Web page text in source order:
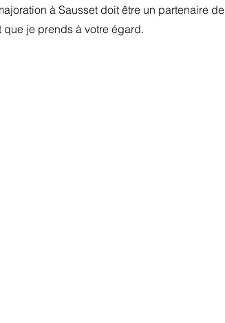
à Sausset doit être un partenaire
je prends à votre égard.